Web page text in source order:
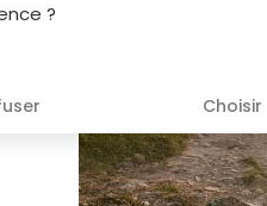
?
Choisir